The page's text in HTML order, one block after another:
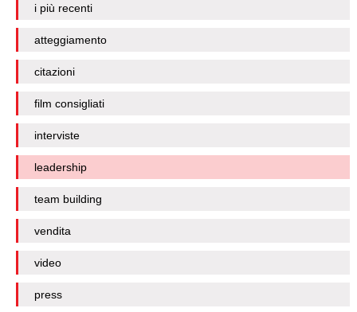
i più recenti
atteggiamento
citazioni
film consigliati
interviste
leadership
team building
vendita
video
press